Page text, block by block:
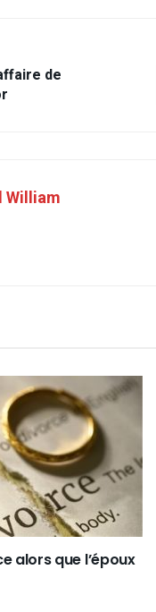
de
William
alors que l’époux